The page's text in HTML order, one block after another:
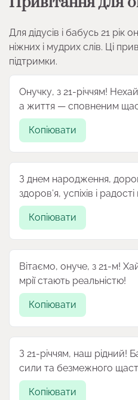
Для дідусів і бабусь 21 рік
ніжних і мудрих слів. Ці
підтримки.
Онучку, з 21-річчям!
а життя — сповненим
Копіювати
З днем народження,
здоров’я, успіхів і
Копіювати
Вітаємо, онуче, з 21-м!
мрії стають реальністю!
Копіювати
З 21-річчям, наш рідний!
сили та безмежного
Копіювати